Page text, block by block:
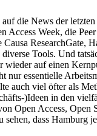
die News der
Access Week, die
ResearchGate,
diverse Tools. Und
wieder auf einen
nur essentielle
auch viel öfter als
)Ideen in den
Open Access, Open
sehen, dass Hamburg